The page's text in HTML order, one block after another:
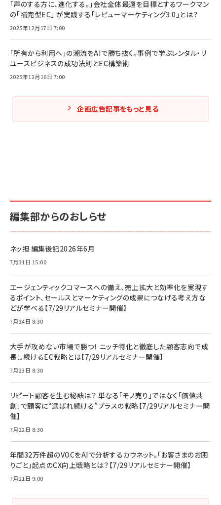
「声のする方に、進化する。」会社全体最適を目標とするワークマン
の「補完型EC」 が実践する「レビューマーケティング3.0」とは？
2025年12月17日 7:00
「所有から利用へ」の潮流をAIで勝ち抜く。事例で学ぶレンタル・リ
ユースビジネスの成功法則とEC構築術
2025年12月16日 7:00
企画広告記事をもっと見る
編集部からのおしらせ
ネッ担 編集後記2026年6月
7月31日 15:00
エージェンティックコマースへの備え、売上拡大と効率化を実現す
るポイント、セールスとマーケティングの成果につなげる考え方な
どが学べる【7/29リアルセミナー開催】
7月24日 8:30
大手が攻めない市場で勝つ！ ニッチ特化と徹底した顧客志向で成
長し続けるEC戦略とは【7/29リアルセミナー開催】
7月23日 8:30
リピート顧客を生む秘訣は？ 単なる「モノ売り」ではなく「価値共
創」で顧客に“選ばれ続ける”プラスの戦略【7/29リアルセミナー開
催】
7月22日 8:30
年間32万件超のVOCをAIで分析するカウネット。「お客さまのお困
りごと」起点のCX向上戦略とは？【7/29リアルセミナー開催】
7月21日 9:00